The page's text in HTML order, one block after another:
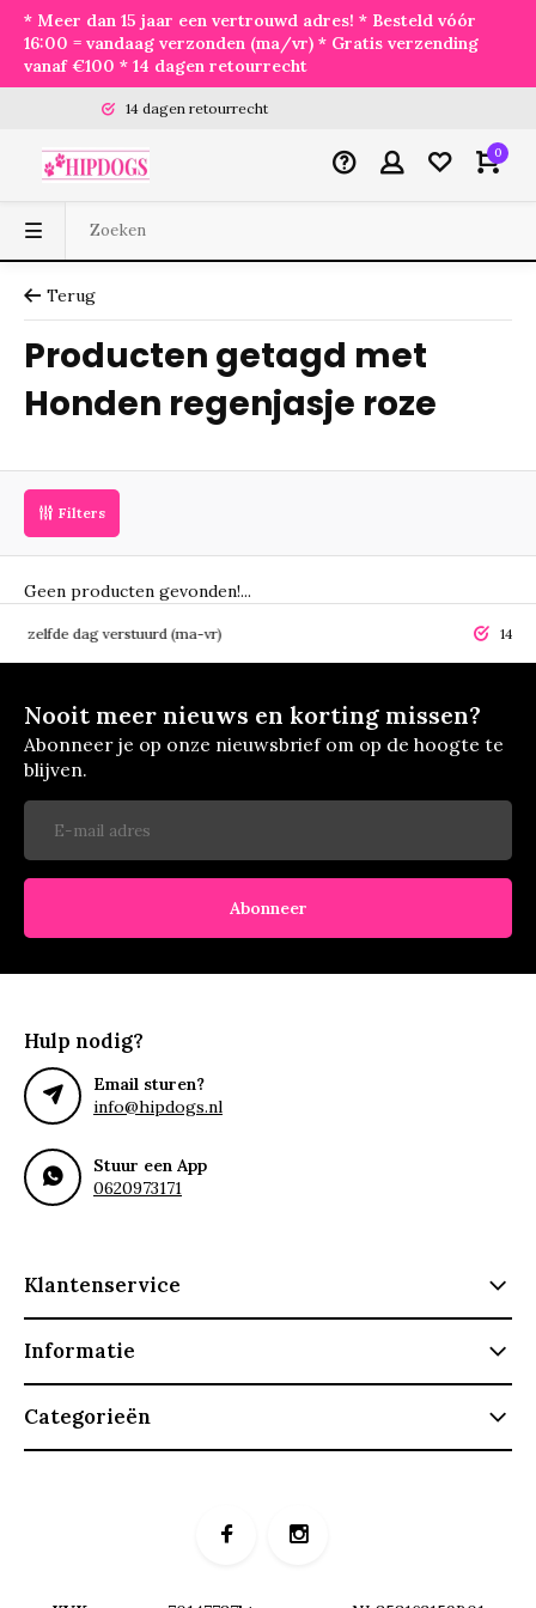
* Meer dan 15 jaar een vertrouwd adres! * Besteld vóór
16:00 = vandaag verzonden (ma/vr) * Gratis verzending
vanaf €100 * 14 dagen retourrecht
14 dagen retourrecht
0
Terug
Producten getagd met
Honden regenjasje roze
Filters
Geen producten gevonden!...
dag verstuurd (ma-vr) 14 dagen
Nooit meer nieuws en korting missen?
Abonneer je op onze nieuwsbrief om op de hoogte te
blijven.
Abonneer
Hulp nodig?
Email sturen?
info@hipdogs.nl
Stuur een App
0620973171
Klantenservice
Informatie
Categorieën